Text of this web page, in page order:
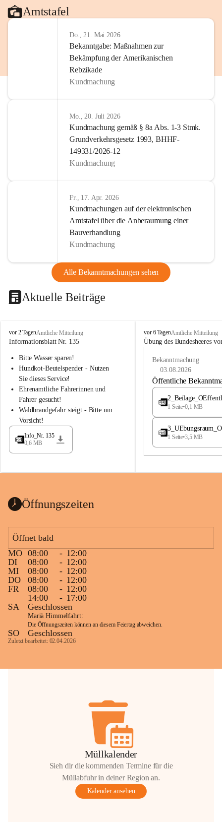
Amtstafel
Do., 21. Mai 2026
Bekanntgabe: Maßnahmen zur
Bekämpfung der Amerikanischen
Rebzikade
Kundmachung
Mo., 20. Juli 2026
Kundmachung gemäß § 8a Abs. 1-3 Stmk.
Grundverkehrsgesetz 1993, BHHF-
149331/2026-12
Kundmachung
Fr., 17. Apr. 2026
Kundmachungen auf der elektronischen
Amtstafel über die Anberaumung einer
Bauverhandlung
Kundmachung
Alle Bekanntmachungen sehen
Aktuelle Beiträge
B
u
h
a
d
l
a
vor 2 TagenAmtliche Mitteilung
Informationsblatt Nr. 135
Bitte Wasser sparen!
Hundkot-Beutelspender - Nutzen
Sie dieses Service!
Ehrenamtliche Fahrerinnen und
Fahrer gesucht!
Waldbrandgefahr steigt - Bitte um
Vorsicht!
Info_Nr. 135
0,6 MB
B
u
e
a
vor 6 TagenAmtliche Mitteilung
Übung des Bundesheeres
Bekanntmachung
03.08.2026
Öffentliche
1 Seite•0,1 MB
1 Seite•3,5 MB
Öffnungszeiten
Öffnet bald
MO 08:00 - 12:00
DI
08:00 - 12:00
MI
08:00 - 12:00
DO
08:00 - 12:00
FR
08:00 - 12:00
14:00
- 17:00
SA
Geschlossen
Mariä Himmelfahrt:
Die Öffnungszeiten können an diesem Feiertag abweichen.
SO Geschlossen
Zuletzt bearbeitet: 02.04.2026
Müllkalender
Sieh dir die kommenden Termine für die
Müllabfuhr in deiner Region an.
Kalender ansehen